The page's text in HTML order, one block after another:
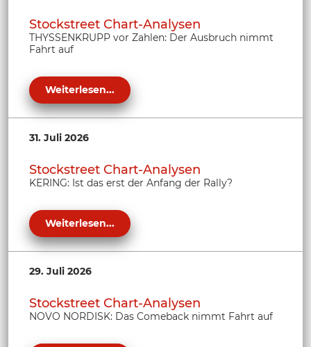
Stockstreet Chart-Analysen
THYSSENKRUPP vor Zahlen: Der Ausbruch nimmt
Fahrt auf
Weiterlesen...
31. Juli 2026
Stockstreet Chart-Analysen
KERING: Ist das erst der Anfang der Rally?
Weiterlesen...
29. Juli 2026
Stockstreet Chart-Analysen
NOVO NORDISK: Das Comeback nimmt Fahrt auf